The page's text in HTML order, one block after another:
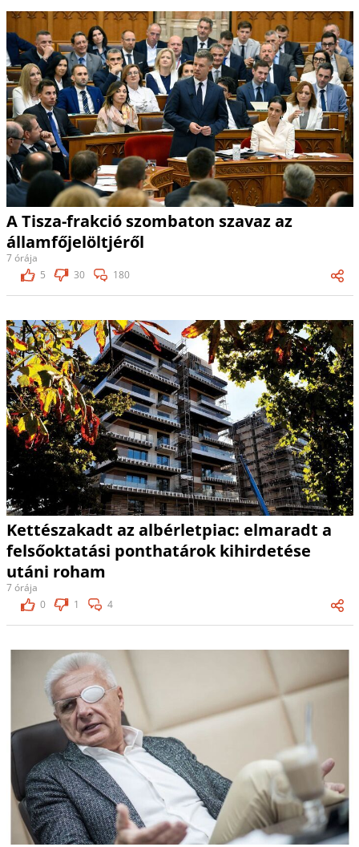
A Tisza-frakció szombaton szavaz az
államfőjelöltjéről
7 órája
5
30 180
Kettészakadt az albérletpiac: elmaradt a
felsőoktatási ponthatárok kihirdetése
utáni roham
7 órája
0
1 4